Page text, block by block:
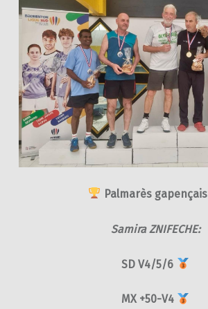
Palmarès gapençais
Samira ZNIFECHE:
SD V4/5/6
MX +50-V4